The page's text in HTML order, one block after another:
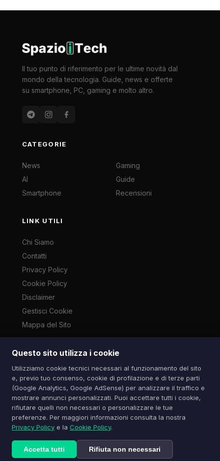
Questo sito utilizza i cookie
Utilizziamo cookie tecnici necessari al funzionamento del sito
e, previo tuo consenso, cookie di profilazione e di terze parti
(Google Analytics, Google AdSense) per analizzare il traffico e
mostrare annunci personalizzati. Puoi accettare tutti i cookie,
rifiutare quelli non necessari o personalizzare le tue
preferenze. Per maggiori informazioni consulta la nostra
Privacy Policy e la Cookie Policy.
Accetta tutti Rifiuta non necessari
Il tuo punto di riferimento per le ultime novità dal
mondo della tecnologia. Guide, news e offerte
su smartphone, PC, gaming e molto altro.
CATEGORIE
News
AI
Smartphone
Gaming
Guide
Recensioni
LINK UTILI
Chi Siamo
Contatti
Privacy Policy
Cookie Policy
Disclaimer
Gestisci Cookie
Mappa del Sito
Le immagini presenti su questo sito sono di proprietà dei
cronaca ai sensi dell'art. 70 L. 633/1941. Contatti:
info@spazioitech.it
© 2026 Spazio iTech — Seven Trade SRLS — P.IVA:
04077740985